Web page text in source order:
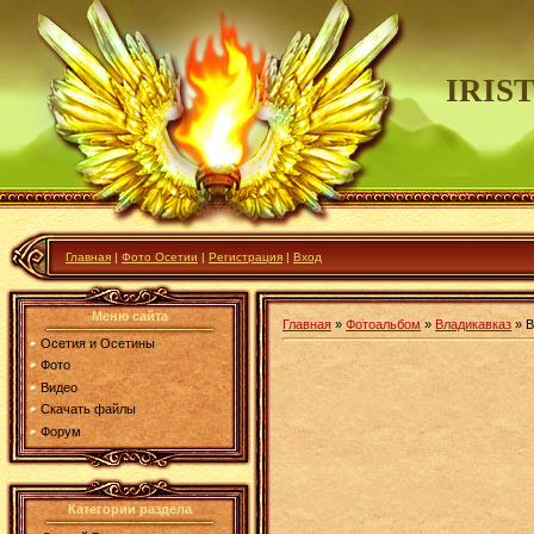
Главная | Фото Осетии | Регистрация | Вход
Меню сайта
Осетия и Осетины
Фото
Видео
Скачать файлы
Форум
Категории раздела
Главная » Фотоальбом» Владикавказ »